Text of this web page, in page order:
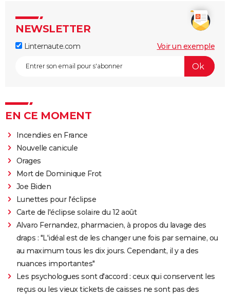
NEWSLETTER
Linternaute.com Voir un exemple
EN CE MOMENT
Incendies en France
Nouvelle canicule
Orages
Mort de Dominique Frot
Joe Biden
Lunettes pour l'éclipse
Carte de l'éclipse solaire du 12 août
Alvaro Fernandez, pharmacien, à propos du lavage des
draps : "L'idéal est de les changer une fois par semaine, ou
au maximum tous les dix jours. Cependant, il y a des
nuances importantes"
Les psychologues sont d'accord : ceux qui conservent les
reçus ou les vieux tickets de caisses ne sont pas des